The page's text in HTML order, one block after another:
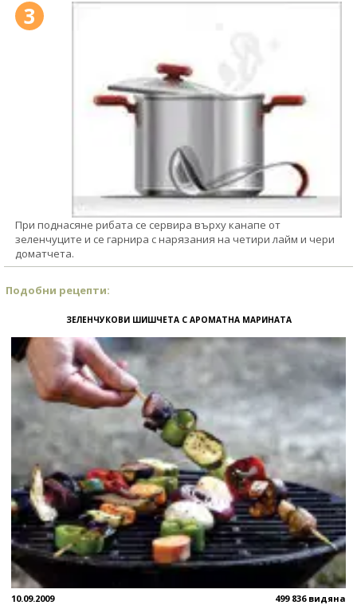
3
При поднасяне рибата се сервира върху канапе от
зеленчуците и се гарнира с нарязания на четири лайм и чери
доматчета.
Подобни рецепти:
ЗЕЛЕНЧУКОВИ ШИШЧЕТА С АРОМАТНА МАРИНАТА
10.09.2009 499 836 видяна